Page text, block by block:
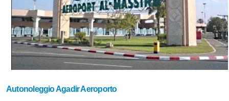
Autonoleggio Agadir Aeroporto